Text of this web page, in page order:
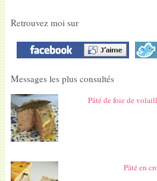
Retrouvez moi sur
Messages les plus consultés
Pâté de foie de
Pâté en